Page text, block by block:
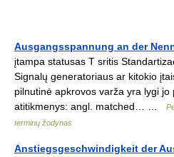
Ausgangsspannung an der
įtampa statusas T sritis
Signalų generatoriaus ar kitokio
pilnutinė apkrovos varža yra lygi jo
atitikmenys: angl. matched… …
terminų žodynas
Anstiegsgeschwindigkeit der